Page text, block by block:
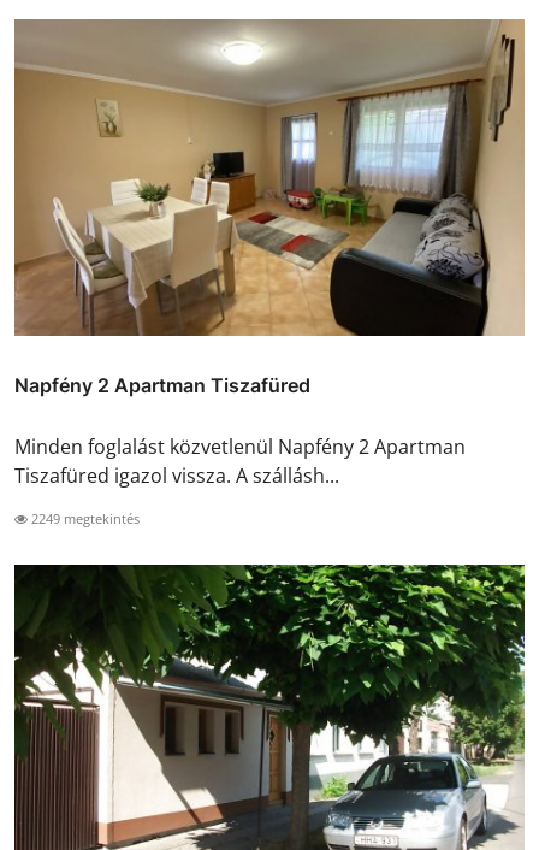
Napfény 2 Apartman Tiszafüred
Minden foglalást közvetlenül Napfény 2 Apartman
Tiszafüred igazol vissza. A szállásh...
2249 megtekintés